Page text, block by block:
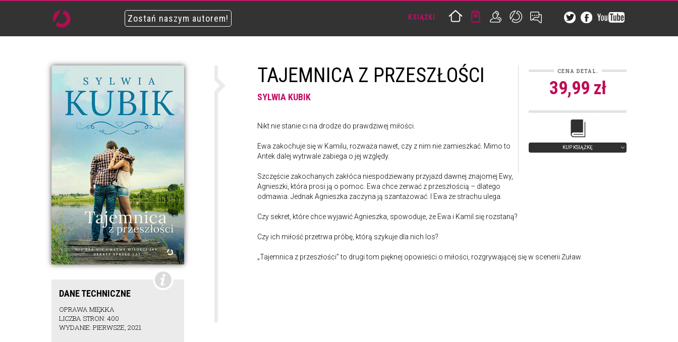
Zostań naszym autorem! KSIĄŻKI
DANE TECHNICZNE
OPRAWA MIĘKKA
LICZBA STRON: 400
WYDANIE: PIERWSZE, 2021
CENA DETAL.
39,99 zł
KUP KSIĄŻKĘ
TAJEMNICA Z PRZESZŁOŚCI
SYLWIA KUBIK
Nikt nie stanie ci na drodze do prawdziwej miłości.
Ewa zakochuje się w Kamilu, rozważa nawet, czy z nim nie zamieszkać. Mimo to
Antek dalej wytrwale zabiega o jej względy.
Szczęście zakochanych zakłóca niespodziewany przyjazd dawnej znajomej Ewy,
Agnieszki, która prosi ją o pomoc. Ewa chce zerwać z przeszłością – dlatego
odmawia. Jednak Agnieszka zaczyna ją szantażować. I Ewa ze strachu ulega.
Czy sekret, które chce wyjawić Agnieszka, spowoduje, że Ewa i Kamil się rozstaną?
Czy ich miłość przetrwa próbę, którą szykuje dla nich los?
„Tajemnica z przeszłości” to drugi tom pięknej opowieści o miłości, rozgrywającej się w scenerii Żuław.